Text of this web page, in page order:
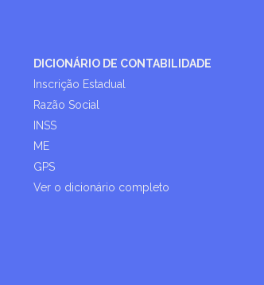
DICIONÁRIO DE CONTABILIDADE
Inscrição Estadual
Razão Social
INSS
ME
GPS
Ver o dicionário completo